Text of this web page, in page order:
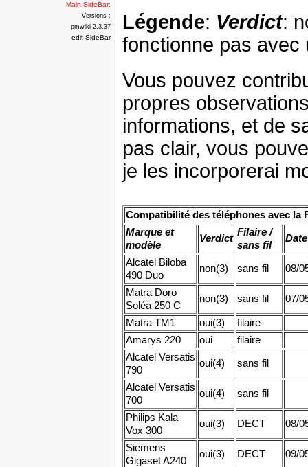
Main.SideBar:
Versions :
pmwiki-2.3.37
edit SideBar
Légende: Verdict:
fonctionne pas avec
Vous pouvez
propres
informations, et de
pas clair, vous
je les incorporerai
Compatibilité des téléphones avec la
Marque et
modèle
Verdict
Filaire /
sans fil
Date
Alcatel Biloba
490 Duo
non(3) sans fil 08/
Matra Doro
Soléa 250 C
non(3) sans fil 07/
Matra TM1 oui(3)
filaire
Amarys 220
oui
filaire
Alcatel Versatis
790
oui(4) sans fil
Alcatel Versatis
700
oui(4) sans fil
Philips Kala
Vox 300
oui(3) DECT 08/
Siemens
Gigaset A240
oui(3) DECT 09/